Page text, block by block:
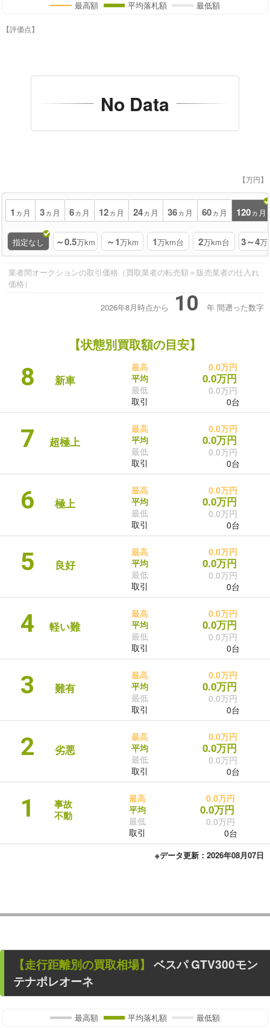
最高額 平均落札額 最低額
【評価点】
No Data
【万円】
1 ヵ月 3ヵ月 6ヵ月 12ヵ月 24ヵ月 36ヵ月 60ヵ月 120ヵ月
指定なし ～0.5万km ～1万km 1万km台 2万km台 3～4万
業者間オークションの取引価格（買取業者の転売額＝販売業者の仕入れ
価格）
2026年8月時点から 10 年 間遡った数字
【状態別買取額の目安】
8 新車
最高
平均
最低
取引
0.0万円
0.0万円
0.0万円
0台
7 超極上
最高
平均
最低
取引
0.0万円
0.0万円
0.0万円
0台
6 極上
最高
平均
最低
取引
0.0万円
0.0万円
0.0万円
0台
5 良好
最高
平均
最低
取引
0.0万円
0.0万円
0.0万円
0台
4 軽い難
最高
平均
最低
取引
0.0万円
0.0万円
0.0万円
0台
3 難有
最高
平均
最低
取引
0.0万円
0.0万円
0.0万円
0台
2 劣悪
最高
平均
最低
取引
0.0万円
0.0万円
0.0万円
0台
1
事故
不動
最高
平均
最低
取引
0.0万円
0.0万円
0.0万円
0台
※データ更新：2026年08月07日
【走行距離別の買取相場】 ベスパ GTV300モン
テナポレオーネ
最高額 平均落札額 最低額